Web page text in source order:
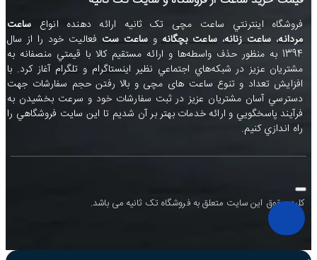
فروشگاه اينترنتي ساعت مچی تک ثانيه ارائه دهنده انواع ساعت
مردانه، ساعت زنانه،ساعت بچگانهو ساعت ستفعاليت خود را از سال
1394 به منظور حذف واسطه‌ها و ارائه مستقيم کالا با قيمتي منصفانه به
مشتريان عزيز در شبکه‌هاي اجتماعي نظير اينستاگرام و تلگرام آغاز کرد. با
افزايش تعداد و تنوع ساعت های مچی و بالا رفتن حجم سفارشات جهت
دسترسي آسان مشتريان عزيز در ثبت سفارشات خود و سرعت بخشيدن به
فرآيند پاسخگويي و ارائه خدمات بهتر بر آن شديم تا اين سايت فروشگاهي را
راه اندازي کنيم.
کلیه حقوق این سایت متعلق به فروشگاه تک ثانیه می باشد.